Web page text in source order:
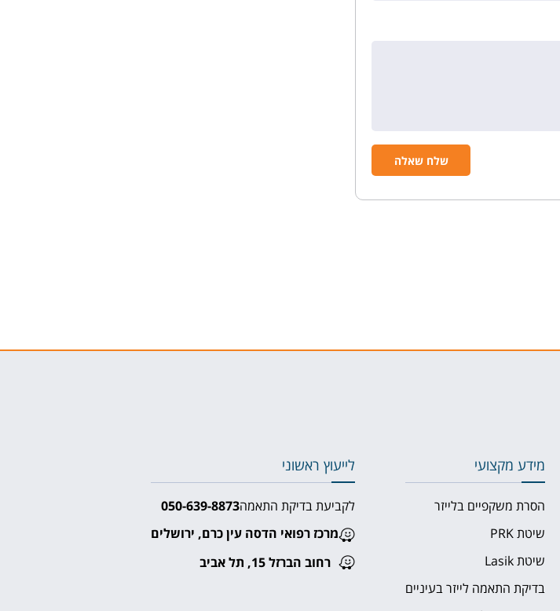
מידע מקצועי
הסרת משקפיים בלייזר
שיטת PRK
שיטת Lasik
בדיקת התאמה לייזר בעיניים
לייעוץ ראשוני
לקביעת בדיקת התאמה050-639-8873⁩
מרכז רפואי הדסה עין כרם, ירושלים
רחוב הברזל 15, תל אביב